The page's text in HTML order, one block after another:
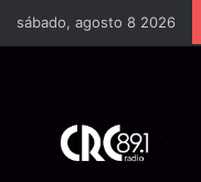
sábado, agosto 8 2026